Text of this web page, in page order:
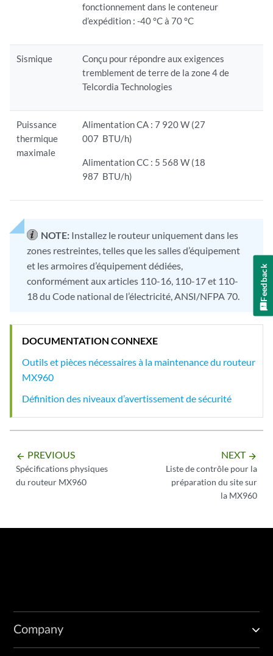
fonctionnement dans le conteneur
d’expédition : -40 °C à 70 °C
Sismique
Conçu pour répondre aux exigences
tremblement de terre de la zone 4 de
Telcordia Technologies
Puissance
thermique
maximale
Alimentation CA : 7 920 W (27
007 BTU/h)
Alimentation CC : 5 568 W (18
987 BTU/h)
NOTE: Installez le routeur uniquement dans les
zones restreintes, telles que les salles d’équipement
et les armoires d’équipement dédiées,
conformément aux articles 110-16, 110-17 et 110-
18 du Code national de l’électricité, ANSI/NFPA 70.
DOCUMENTATION CONNEXE
Outils et pièces nécessaires à la maintenance du routeur
MX960
Définition des niveaux d’avertissement de sécurité
arrow_backward PREVIOUS
Spécifications physiques
du routeur MX960
NEXT arrow_forward
Liste de contrôle pour la
préparation du site sur
la MX960
Company
Feedback